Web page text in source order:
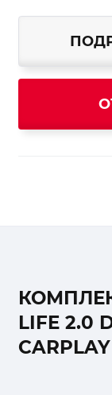
LIFE 2.0
CARPLAY